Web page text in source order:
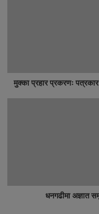
मुक्का प्रहार प्रकरणः
धनगढीमा अज्ञात